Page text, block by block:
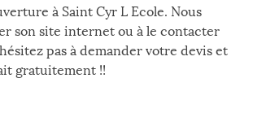
à Saint Cyr L Ecole. Nous
son site internet ou à le contacter
pas à demander votre devis et
gratuitement !!